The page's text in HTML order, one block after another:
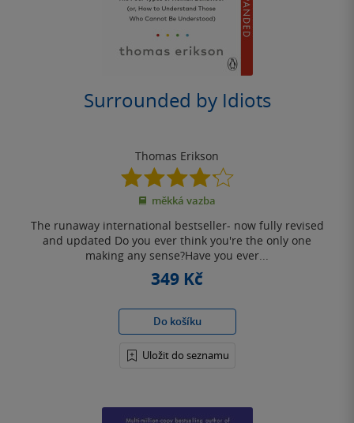
Surrounded by Idiots
Thomas Erikson
4.2
z
5
měkká vazba
The runaway international bestseller- now fully revised
and updated Do you ever think you're the only one
making any sense?Have you ever...
349 Kč
Do košíku
Uložit do seznamu